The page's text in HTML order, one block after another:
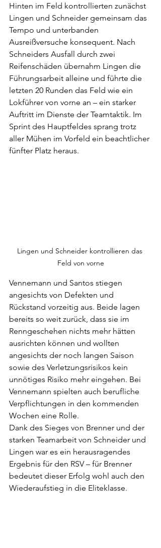
Hinten im Feld kontrollierten zunächst
Lingen und Schneider gemeinsam das
Tempo und unterbanden
Ausreißversuche konsequent. Nach
Schneiders Ausfall durch zwei
Reifenschäden übernahm Lingen die
Führungsarbeit alleine und führte die
letzten 20 Runden das Feld wie ein
Lokführer von vorne an – ein starker
Auftritt im Dienste der Teamtaktik. Im
Sprint des Hauptfeldes sprang trotz
aller Mühen im Vorfeld ein beachtlicher
fünfter Platz heraus.
Lingen und Schneider kontrollieren das
Feld von vorne
Vennemann und Santos stiegen
angesichts von Defekten und
Rückstand vorzeitig aus. Beide lagen
bereits so weit zurück, dass sie im
Renngeschehen nichts mehr hätten
ausrichten können und wollten
angesichts der noch langen Saison
sowie des Verletzungsrisikos kein
unnötiges Risiko mehr eingehen. Bei
Vennemann spielten auch berufliche
Verpflichtungen in den kommenden
Wochen eine Rolle.
Dank des Sieges von Brenner und der
starken Teamarbeit von Schneider und
Lingen war es ein herausragendes
Ergebnis für den RSV – für Brenner
bedeutet dieser Erfolg wohl auch den
Wiederaufstieg in die Eliteklasse.